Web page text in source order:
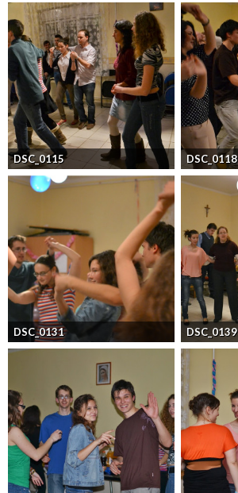
DSC_0115 DSC_0118
DSC_0131 DSC_0139